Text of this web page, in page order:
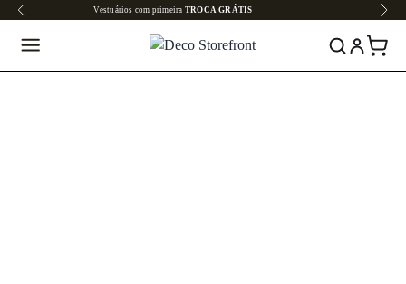
Todo o site em até6x SEM JUROS